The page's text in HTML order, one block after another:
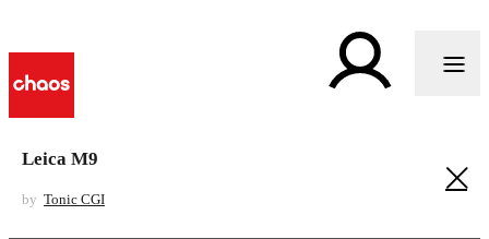
Leica M9
by Tonic CGI